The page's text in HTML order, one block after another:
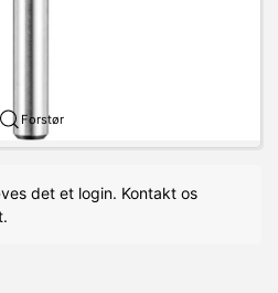
Forstør
det et login. Kontakt os